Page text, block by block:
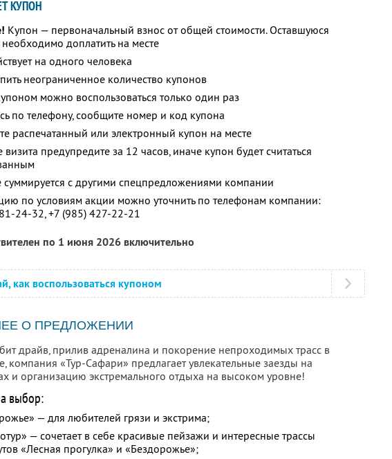
КУПОН
Купон — первоначальный взнос от общей стоимости. Оставшуюся
необходимо доплатить на месте
на одного человека
неограниченное количество купонов
можно воспользоваться только один раз
по телефону, сообщите номер и код купона
распечатанный или электронный купон на месте
предупредите за 12 часов, иначе купон будет считаться
суммируется с другими спецпредложениями компании
по условиям акции можно уточнить по телефонам компании:
24-32,+7 (985) 427-22-21
по 1 июня 2026 включительно
как воспользоваться купоном
О ПРЕДЛОЖЕНИИ
драйв, прилив адреналина и покорение непроходимых трасс в
компания «Тур-Сафари» предлагает увлекательные заезды на
и организацию экстремального отдыха на высоком уровне!
выбор:
— для любителей грязи и экстрима;
— сочетает в себе красивые пейзажи и интересные трассы
«Лесная прогулка» и «Бездорожье»;